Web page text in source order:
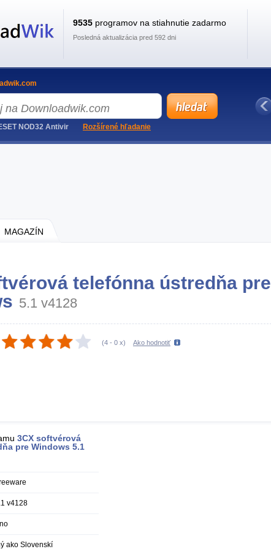
MAGAZÍN
telefónna ústredňa pre
5.1 v4128
(4 - 0 x) Ako hodnotiť
3CX softvérová
pre Windows 5.1
v4128
ako Slovenskí
9535 programov na stiahnutie zadarmo
Posledná aktualizácia pred 592 dni
NOD32 Antivir Rozšírené hľadanie